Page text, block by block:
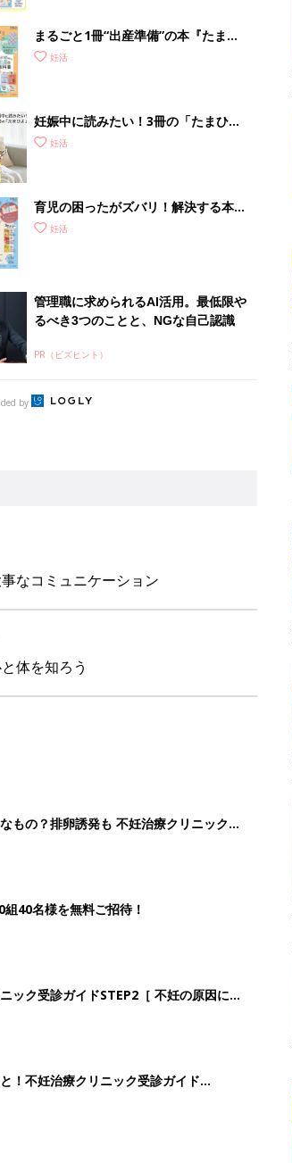
まるごと1冊“出産準備”の本『たまご
クラブ 夏号』〈スペシャル大特集〉
妊活
妊娠中に読みたい！3冊の「たまひ
よ」妊活
育児の困ったがズバリ！解決する本
『ひよこクラブ 秋号』 4カ月～2才
妊活
管理職に求められるAI活用。最低限や
るべき3つのことと、NGな自己認識
PR（ビズヒント）
by
なコミュニケーション
体を知ろう
もの？排卵誘発も 不妊治療クリニック受
40名様を無料ご招待！
ック受診ガイドSTEP2［ 不妊の原因につ
！不妊治療クリニック受診ガイド